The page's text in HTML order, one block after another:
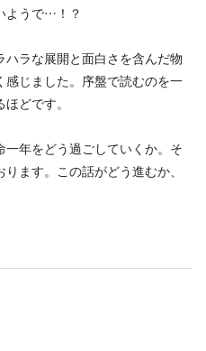
ようで…！？
ラな展開と面白さを含んだ物
じました。序盤で読むのを一
どです。
年をどう過ごしていくか。そ
ます。この話がどう進むか、